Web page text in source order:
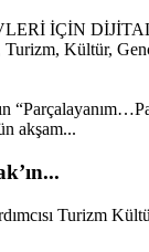
İÇİN
Turizm, Kültür,
Turizm